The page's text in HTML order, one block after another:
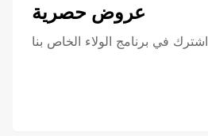
عروض حصرية
اشترك في برنامج الولاء الخاص بنا